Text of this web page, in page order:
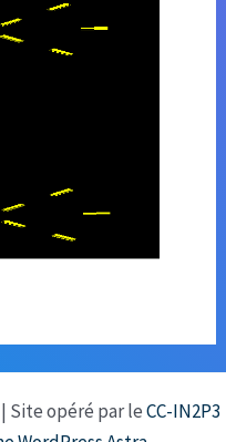
Site opéré par leCC-IN2P3